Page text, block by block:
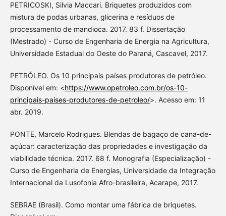
PETRICOSKI, Silvia Maccari. Briquetes produzidos com
mistura de podas urbanas, glicerina e resíduos de
processamento de mandioca. 2017. 83 f. Dissertação
(Mestrado) - Curso de Engenharia de Energia na Agricultura,
Universidade Estadual do Oeste do Paraná, Cascavel, 2017.
PETRÓLEO. Os 10 principais países produtores de petróleo.
Disponível em: <https://www.opetroleo.com.br/os-10-
principais-paises-produtores-de-petroleo/>. Acesso em: 11
abr. 2019.
PONTE, Marcelo Rodrigues. Blendas de bagaço de cana-de-
açúcar: caracterização das propriedades e investigação da
viabilidade técnica. 2017. 68 f. Monografia (Especialização) -
Curso de Engenharia de Energias, Universidade da Integração
Internacional da Lusofonia Afro-brasileira, Acarape, 2017.
SEBRAE (Brasil). Como montar uma fábrica de briquetes.